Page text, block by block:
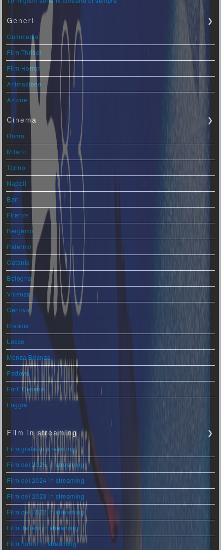
Generi ❯
Commedie
Film Thriller
Film Horror
Animazione
Azione
Cinema ❯
Roma
Milano
Torino
Napoli
Bari
Firenze
Bergamo
Palermo
Catania
Bologna
Vicenza
Genova
Brescia
Lecce
Monza Brianza
Padova
Forlì Cesena
Foggia
Film in streaming ❯
Film gratis in streaming
Film del 2025 in streaming
Film del 2024 in streaming
Film del 2023 in streaming
Film del 2022 in streaming
Film italiani in streaming
Film horror in streaming